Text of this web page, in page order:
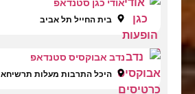
אודי כגן סטנדאפ
בית החייל תל אביב
נדב אבוקסיס סטנדאפ
היכל התרבות מעלות תרשיחא